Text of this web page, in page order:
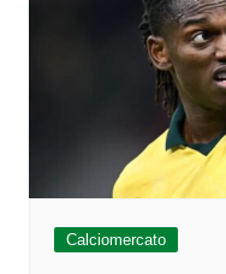
Calciomercato